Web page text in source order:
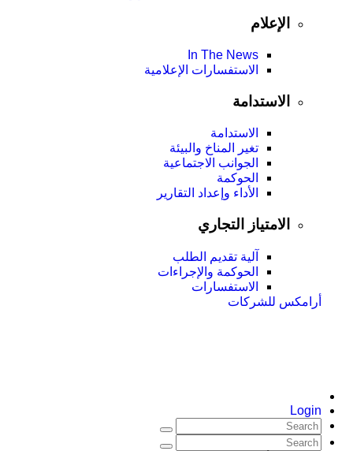
الإعلام
In The News
الاستفسارات الإعلامية
الاستدامة
الاستدامة
تغير المناخ والبيئة
الجوانب الاجتماعية
الحوكمة
الأداء وإعداد التقارير
الامتياز التجاري
آلية تقديم الطلب
الحوكمة والإجراءات
الاستفسارات
أرامكس للشركات
Login